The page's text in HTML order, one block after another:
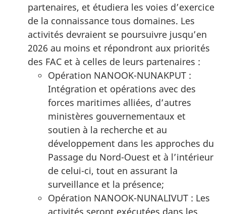
partenaires, et étudiera les voies d’exercice
de la connaissance tous domaines. Les
activités devraient se poursuivre jusqu’en
2026 au moins et répondront aux priorités
des FAC et à celles de leurs partenaires :
Opération NANOOK-NUNAKPUT :
Intégration et opérations avec des
forces maritimes alliées, d’autres
ministères gouvernementaux et
soutien à la recherche et au
développement dans les approches du
Passage du Nord-Ouest et à l’intérieur
de celui-ci, tout en assurant la
surveillance et la présence;
Opération NANOOK-NUNALIVUT : Les
activités seront exécutées dans les